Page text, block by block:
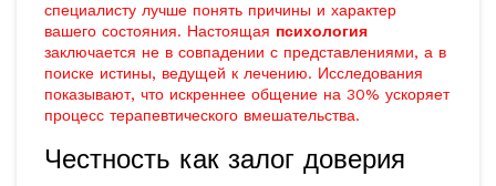
специалисту лучше понять причины и характер
вашего состояния. Настоящая психология
заключается не в совпадении с представлениями, а в
поиске истины, ведущей к лечению. Исследования
показывают, что искреннее общение на 30% ускоряет
процесс терапевтического вмешательства.
Честность как залог доверия